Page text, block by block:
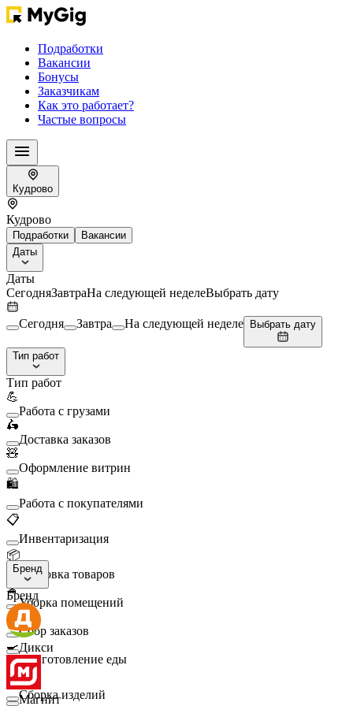
Подработки
Вакансии
Бонусы
Заказчикам
Как это работает?
Частые вопросы
Кудрово
Кудрово
Подработки
Вакансии
Даты
Даты
СегодняЗавтраНа следующей неделеВыбрать дату
Сегодня Завтра На следующей неделе Выбрать дату
Тип работ
Тип работ
💪
Работа с грузами
🛵
Доставка заказов
🧸
Оформление витрин
🛍️
Работа с покупателями
📋
Инвентаризация
📦
Упаковка товаров
🧹
Уборка помещений
🛒
Сбор заказов
🍳
Приготовление еды
🛠️
Сборка изделий
Бренд
Бренд
Дикси
Магнит